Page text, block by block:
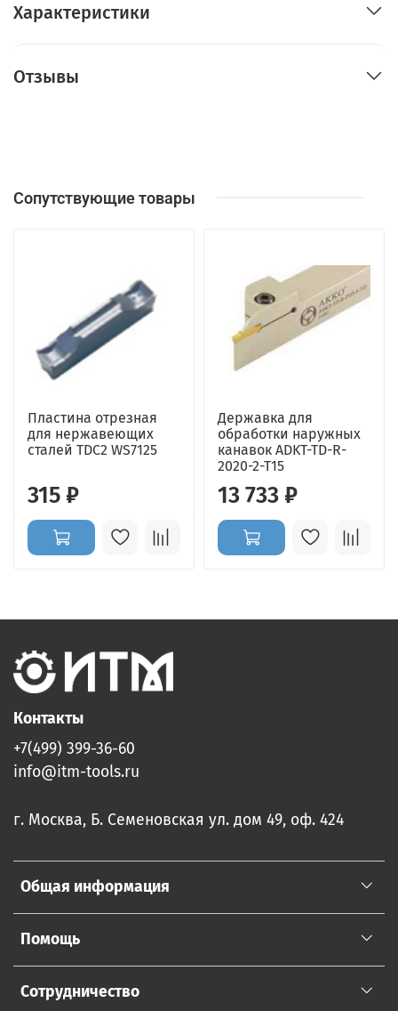
Характеристики
Отзывы
Сопутствующие товары
Пластина отрезная
для нержавеющих
сталей TDC2 WS7125
315 ₽
Державка для
обработки наружных
канавок ADKT-TD-R-
2020-2-T15
13 733 ₽
Общая информация
Помощь
Сотрудничество
Контакты
+7(499) 399-36-60
info@itm-tools.ru
г. Москва, Б. Семеновская ул. дом 49, оф. 424